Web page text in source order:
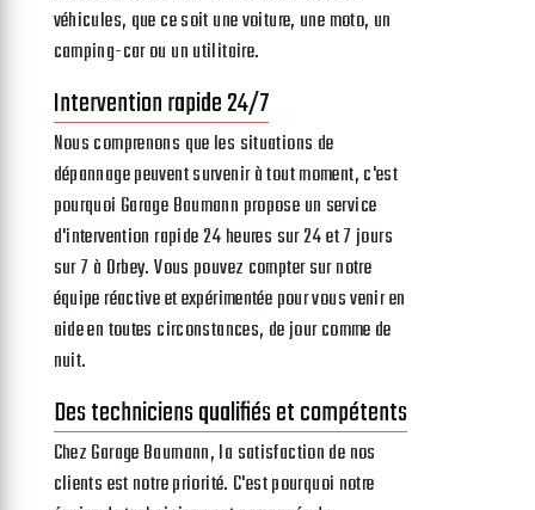
véhicules, que ce soit une voiture, une moto, un
camping-car ou un utilitaire.
Intervention rapide 24/7
Nous comprenons que les situations de
dépannage peuvent survenir à tout moment, c'est
pourquoi Garage Baumann propose un service
d'intervention rapide 24 heures sur 24 et 7 jours
sur 7 à Orbey. Vous pouvez compter sur notre
équipe réactive et expérimentée pour vous venir en
aide en toutes circonstances, de jour comme de
nuit.
Des techniciens qualifiés et compétents
Chez Garage Baumann, la satisfaction de nos
clients est notre priorité. C'est pourquoi notre